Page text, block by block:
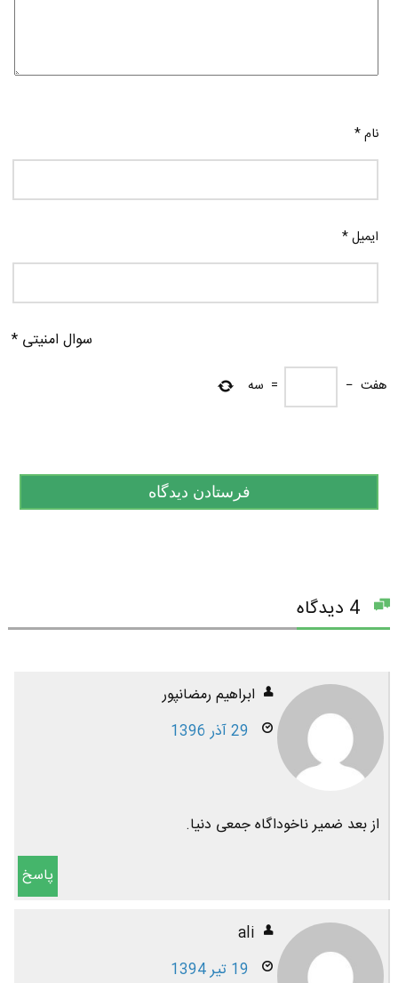
نام*
ایمیل*
سوال امنیتی *
هفت −
= سه
ابراهیم رمضانپور
29 آذر 1396
از بعد ضمیر ناخوداگاه جمعی دنیا.
پاسخ
ali
19 تیر 1394